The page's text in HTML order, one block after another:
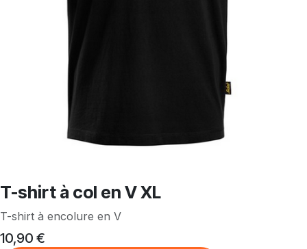
T-shirt à col en V XL
T-shirt à encolure en V
10,90 €